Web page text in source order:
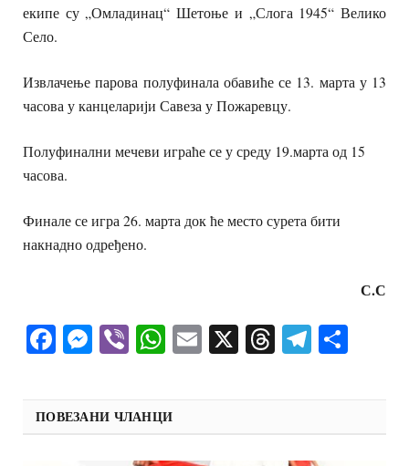
екипе су „Омладинац“ Шетоње и „Слога 1945“ Велико
Село.
Извлачење парова полуфинала обавиће се 13. марта у 13
часова у канцеларији Савеза у Пожаревцу.
Полуфинални мечеви играће се у среду 19.марта од 15
часова.
Финале се игра 26. марта док ће место сурета бити
накнадно одређено.
С.С
Facebook
Messenger
ViberWhatsApp
Email
X Threads
ПОВЕЗАНИ ЧЛАНЦИ